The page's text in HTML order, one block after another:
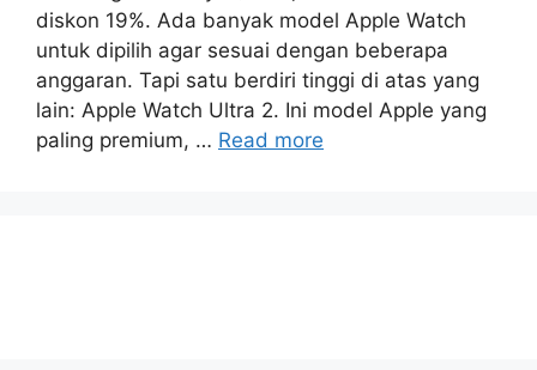
diskon 19%. Ada banyak model Apple Watch
untuk dipilih agar sesuai dengan beberapa
anggaran. Tapi satu berdiri tinggi di atas yang
lain: Apple Watch Ultra 2. Ini model Apple yang
paling premium, … Read more